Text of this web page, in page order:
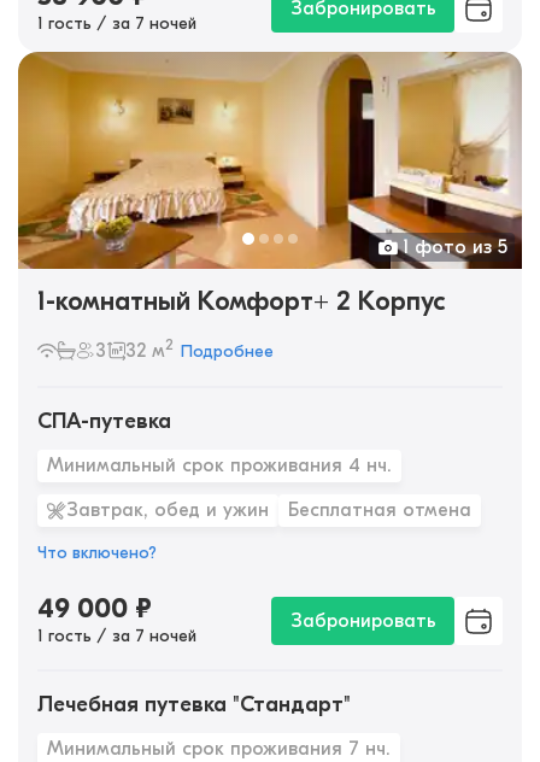
1 гость / за 7 ночей
Забронировать
1 фото из 5
1-комнатный Комфорт+ 2 Корпус
3 32 м2 Подробнее
СПА-путевка
Минимальный срок проживания 4 нч.
Завтрак, обед и ужин Бесплатная отмена
Что включено?
49 000 ₽
1 гость / за 7 ночей
Забронировать
Лечебная путевка "Стандарт"
Минимальный срок проживания 7 нч.